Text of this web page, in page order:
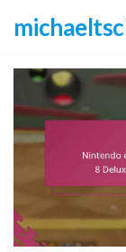
content